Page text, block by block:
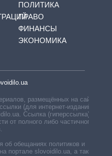
ПОЛИТИКА
ПРАВО
ФИНАНСЫ
ЭКОНОМИКА
размещённых на сайте,
(для интернет-изданий —
Ссылка (гиперссылка)
от полного либо частичного
об обещаниях политиков и
портале slovoidilo.ua, а также